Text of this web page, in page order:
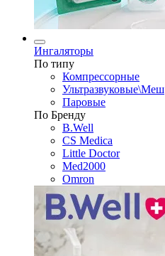
Ингаляторы
По типу
Компрессорные
Ультразвуковые\Меш
Паровые
По Бренду
B.Well
CS Medica
Little Doctor
Med2000
Omron